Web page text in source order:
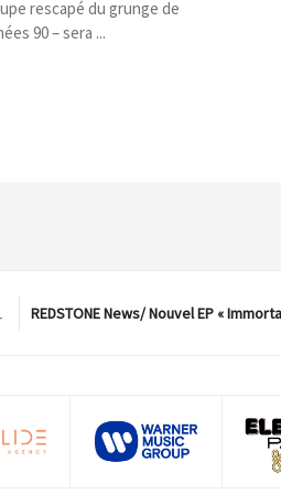
rescapé du grunge de
90 – sera ...
REDSTONE News/ Nouvel EP «